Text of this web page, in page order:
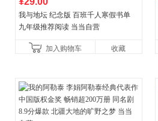
我与地坛 纪念版 百班千人寒假书单
九年级推荐阅读 当当自营
加入购物车 收藏